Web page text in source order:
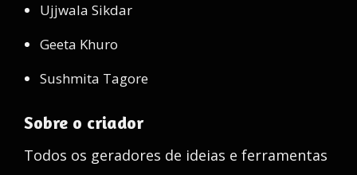
Ujjwala Sikdar
Geeta Khuro
Sushmita Tagore
Sobre o criador
Todos os geradores de ideias e ferramentas